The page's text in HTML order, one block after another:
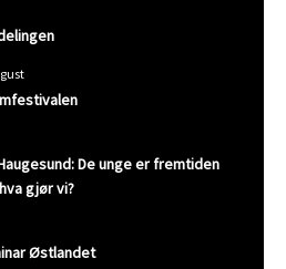
De unge er fremtiden
gjør vi?
Østlandet